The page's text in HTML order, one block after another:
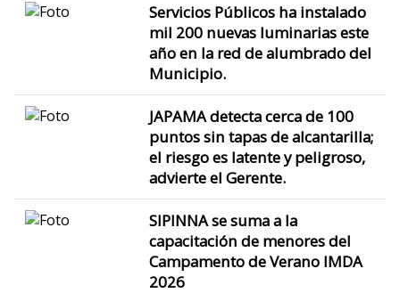
Servicios Públicos ha instalado
mil 200 nuevas luminarias este
año en la red de alumbrado del
Municipio.
JAPAMA detecta cerca de 100
puntos sin tapas de alcantarilla;
el riesgo es latente y peligroso,
advierte el Gerente.
SIPINNA se suma a la
capacitación de menores del
Campamento de Verano IMDA
2026